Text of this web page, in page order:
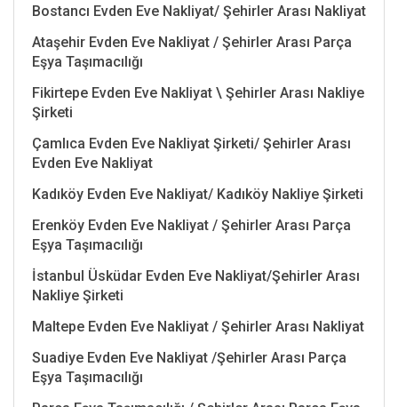
Bostancı Evden Eve Nakliyat/ Şehirler Arası Nakliyat
Ataşehir Evden Eve Nakliyat / Şehirler Arası Parça
Eşya Taşımacılığı
Fikirtepe Evden Eve Nakliyat \ Şehirler Arası Nakliye
Şirketi
Çamlıca Evden Eve Nakliyat Şirketi/ Şehirler Arası
Evden Eve Nakliyat
Kadıköy Evden Eve Nakliyat/ Kadıköy Nakliye Şirketi
Erenköy Evden Eve Nakliyat / Şehirler Arası Parça
Eşya Taşımacılığı
İstanbul Üsküdar Evden Eve Nakliyat/Şehirler Arası
Nakliye Şirketi
Maltepe Evden Eve Nakliyat / Şehirler Arası Nakliyat
Suadiye Evden Eve Nakliyat /Şehirler Arası Parça
Eşya Taşımacılığı